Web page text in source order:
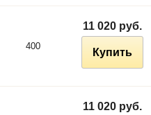
400
11 020 руб.
Купить
11 020 руб.